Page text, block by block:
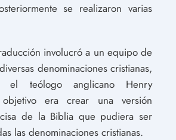
se realizaron varias
involucró a un equipo de
denominaciones cristianas,
el teólogo anglicano Henry
era crear una versión
de la Biblia que pudiera ser
las denominaciones cristianas.